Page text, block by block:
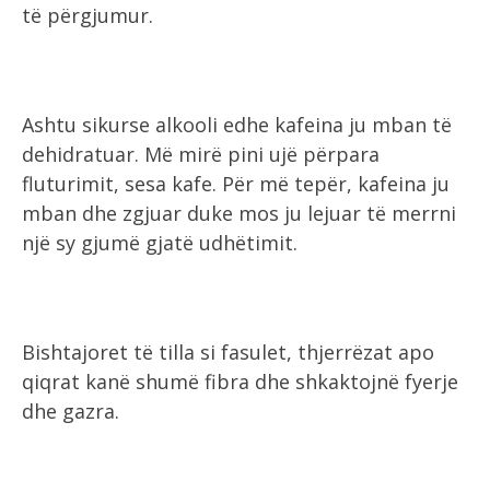
të përgjumur.
Ashtu sikurse alkooli edhe kafeina ju mban të
dehidratuar. Më mirë pini ujë përpara
fluturimit, sesa kafe. Për më tepër, kafeina ju
mban dhe zgjuar duke mos ju lejuar të merrni
një sy gjumë gjatë udhëtimit.
Bishtajoret të tilla si fasulet, thjerrëzat apo
qiqrat kanë shumë fibra dhe shkaktojnë fyerje
dhe gazra.